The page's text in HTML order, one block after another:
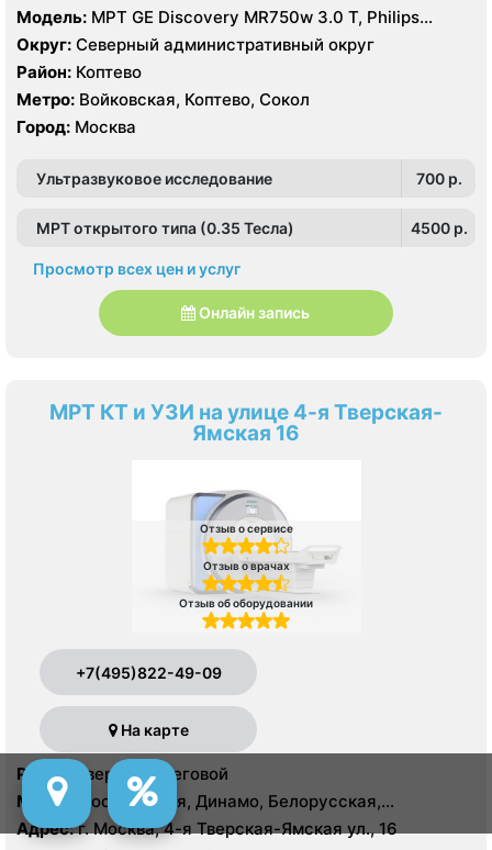
Модель: МРТ GE Discovery MR750w 3.0 T, Philips
Ingenia 1.5 Т, GE Signa Ovation HDx 0.35T, КТ Philips
Ingenuity Elite 128 срезов, GE LightSpeed 64 среза,
Siemens SOMATOM Emotion 16 срезов
Округ: Северный административный округ
Район: Коптево
Метро: Войковская, Коптево, Сокол
Город: Москва
Ультразвуковое исследование 700 p.
МРТ открытого типа (0.35 Тесла) 4500 p.
Просмотр всех цен и услуг
Онлайн запись
МРТ КТ и УЗИ на улице 4-я Тверская-
Ямская 16
Отзыв о сервисе
Отзыв о врачах
Отзыв об оборудовании
+7(495)822-49-09
На карте
Район:
Тверской, Беговой
Метро:
Достоевская, Динамо, Белорусская,
Маяковская, Менделеевская, Новослободская,
Пушкинская, Савеловская, Тверская, Трубная,
Адрес: г. Москва, 4-я Тверская-Ямская ул., 16